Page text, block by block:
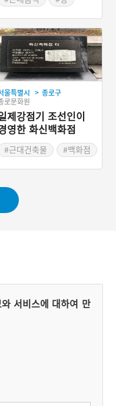
울특별시 > 종로구
로문화원
제강점기 조선인이
영한 화신백화점
#근대건축물
#백화점
서비스에 대하여 만